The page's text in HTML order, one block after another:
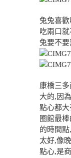
兔兔喜
吃兩口
兔要不
康橋三
大的,因
點心都
圈館最
的時間
太好,像
點心,是